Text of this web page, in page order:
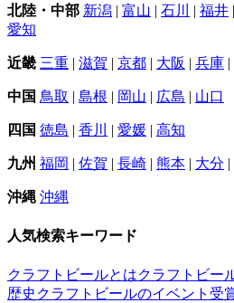
北陸・中部 新潟 | 富山 | 石川 | 福井 |
愛知
近畿 三重 | 滋賀 | 京都 | 大阪 | 兵庫 |
中国 鳥取 | 島根 | 岡山 | 広島 | 山口
四国 徳島 | 香川 | 愛媛 | 高知
九州 福岡 | 佐賀 | 長崎 | 熊本 | 大分 |
沖縄 沖縄
人気検索キーワード
クラフトビールとはクラフトビー
歴史 クラフトビールのイベント 受